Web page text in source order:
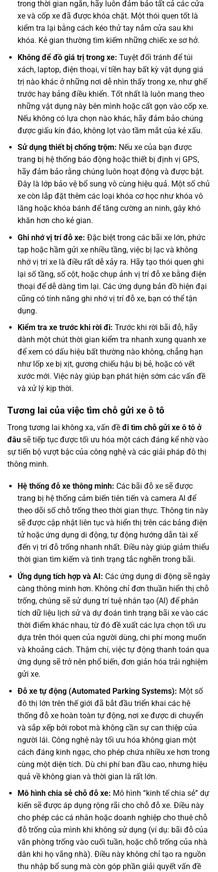
trong thời gian ngắn, hãy luôn đảm bảo tất cả các cửa
xe và cốp xe đã được khóa chặt. Một thói quen tốt là
kiểm tra lại bằng cách kéo thử tay nắm cửa sau khi
khóa. Kẻ gian thường tìm kiếm những chiếc xe sơ hở.
Không để đồ giá trị trong xe: Tuyệt đối tránh để túi
xách, laptop, điện thoại, ví tiền hay bất kỳ vật dụng giá
trị nào khác ở những nơi dễ nhìn thấy trong xe, như ghế
trước hay bảng điều khiển. Tốt nhất là luôn mang theo
những vật dụng này bên mình hoặc cất gọn vào cốp xe.
Nếu không có lựa chọn nào khác, hãy đảm bảo chúng
được giấu kín đáo, không lọt vào tầm mắt của kẻ xấu.
Sử dụng thiết bị chống trộm: Nếu xe của bạn được
trang bị hệ thống báo động hoặc thiết bị định vị GPS,
hãy đảm bảo rằng chúng luôn hoạt động và được bật.
Đây là lớp bảo vệ bổ sung vô cùng hiệu quả. Một số chủ
xe còn lắp đặt thêm các loại khóa cơ học như khóa vô
lăng hoặc khóa bánh để tăng cường an ninh, gây khó
khăn hơn cho kẻ gian.
Ghi nhớ vị trí đỗ xe: Đặc biệt trong các bãi xe lớn, phức
tạp hoặc hầm gửi xe nhiều tầng, việc bị lạc và không
nhớ vị trí xe là điều rất dễ xảy ra. Hãy tạo thói quen ghi
lại số tầng, số cột, hoặc chụp ảnh vị trí đỗ xe bằng điện
thoại để dễ dàng tìm lại. Các ứng dụng bản đồ hiện đại
cũng có tính năng ghi nhớ vị trí đỗ xe, bạn có thể tận
dụng.
Kiểm tra xe trước khi rời đi: Trước khi rời bãi đỗ, hãy
dành một chút thời gian kiểm tra nhanh xung quanh xe
để xem có dấu hiệu bất thường nào không, chẳng hạn
như lốp xe bị xịt, gương chiếu hậu bị bẻ, hoặc có vết
xước mới. Việc này giúp bạn phát hiện sớm các vấn đề
và xử lý kịp thời.
Tương lai của việc tìm chỗ gửi xe ô tô
Trong tương lai không xa, vấn đề đi tìm chỗ gửi xe ô tô ở
đâu sẽ tiếp tục được tối ưu hóa một cách đáng kể nhờ vào
sự tiến bộ vượt bậc của công nghệ và các giải pháp đô thị
thông minh.
Hệ thống đỗ xe thông minh: Các bãi đỗ xe sẽ được
trang bị hệ thống cảm biến tiên tiến và camera AI để
theo dõi số chỗ trống theo thời gian thực. Thông tin này
sẽ được cập nhật liên tục và hiển thị trên các bảng điện
tử hoặc ứng dụng di động, tự động hướng dẫn tài xế
đến vị trí đỗ trống nhanh nhất. Điều này giúp giảm thiểu
thời gian tìm kiếm và tình trạng tắc nghẽn trong bãi.
Ứng dụng tích hợp và AI: Các ứng dụng di động sẽ ngày
càng thông minh hơn. Không chỉ đơn thuần hiển thị chỗ
trống, chúng sẽ sử dụng trí tuệ nhân tạo (AI) để phân
tích dữ liệu lịch sử và dự đoán tình trạng bãi xe vào các
thời điểm khác nhau, từ đó đề xuất các lựa chọn tối ưu
dựa trên thói quen của người dùng, chi phí mong muốn
và khoảng cách. Thậm chí, việc tự động thanh toán qua
ứng dụng sẽ trở nên phổ biến, đơn giản hóa trải nghiệm
gửi xe.
Đỗ xe tự động (Automated Parking Systems): Một số
đô thị lớn trên thế giới đã bắt đầu triển khai các hệ
thống đỗ xe hoàn toàn tự động, nơi xe được di chuyển
và sắp xếp bởi robot mà không cần sự can thiệp của
người lái. Công nghệ này tối ưu hóa không gian một
cách đáng kinh ngạc, cho phép chứa nhiều xe hơn trong
cùng một diện tích. Dù chi phí ban đầu cao, nhưng hiệu
quả về không gian và thời gian là rất lớn.
Mô hình chia sẻ chỗ đỗ xe: Mô hình “kinh tế chia sẻ” dự
kiến sẽ được áp dụng rộng rãi cho chỗ đỗ xe. Điều này
cho phép các cá nhân hoặc doanh nghiệp cho thuê chỗ
đỗ trống của mình khi không sử dụng (ví dụ: bãi đỗ của
văn phòng trống vào cuối tuần, hoặc chỗ trống của nhà
dân khi họ vắng nhà). Điều này không chỉ tạo ra nguồn
thu nhập bổ sung mà còn góp phần giải quyết vấn đề